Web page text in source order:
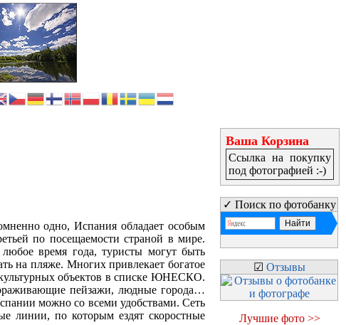
одно, Испания обладает особым
по посещаемости страной в мире.
время года, туристы могут быть
на пляже. Многих привлекает богатое
культурных объектов в списке ЮНЕСКО.
пейзажи, людные города…
можно со всеми удобствами. Сеть
линии, по которым ездят скоростные
Ваша Корзина
Ссылка на покупку
под фотографией :-)
✓ Поиск по фотобанку
☑ Отзывы
Лучшие фото >>